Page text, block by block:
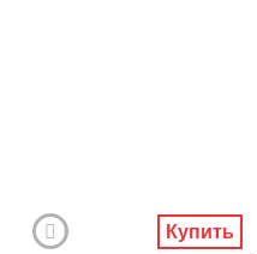
Купить